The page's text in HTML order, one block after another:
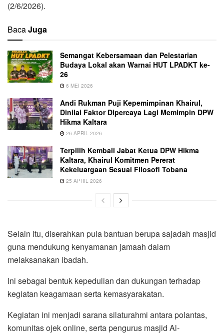
(2/6/2026).
BacaJuga
Semangat Kebersamaan dan Pelestarian
Budaya Lokal akan Warnai HUT LPADKT ke-
26
6 MEI 2026
Andi Rukman Puji Kepemimpinan Khairul,
Dinilai Faktor Dipercaya Lagi Memimpin DPW
Hikma Kaltara
26 APRIL 2026
Terpilih Kembali Jabat Ketua DPW Hikma
Kaltara, Khairul Komitmen Pererat
Kekeluargaan Sesuai Filosofi Tobana
25 APRIL 2026
Selain itu, diserahkan pula bantuan berupa sajadah masjid
guna mendukung kenyamanan jamaah dalam
melaksanakan ibadah.
Ini sebagai bentuk kepedulian dan dukungan terhadap
kegiatan keagamaan serta kemasyarakatan.
Kegiatan ini menjadi sarana silaturahmi antara polantas,
komunitas ojek online, serta pengurus masjid Al-